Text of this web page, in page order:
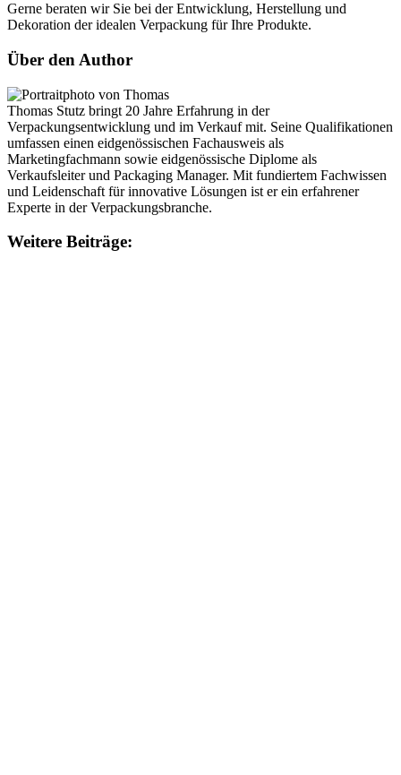
Gerne beraten wir Sie bei der Entwicklung, Herstellung und
Dekoration der idealen Verpackung für Ihre Produkte.
Über den Author
Thomas Stutz bringt 20 Jahre Erfahrung in der
Verpackungsentwicklung und im Verkauf mit. Seine Qualifikationen
umfassen einen eidgenössischen Fachausweis als
Marketingfachmann sowie eidgenössische Diplome als
Verkaufsleiter und Packaging Manager. Mit fundiertem Fachwissen
und Leidenschaft für innovative Lösungen ist er ein erfahrener
Experte in der Verpackungsbranche.
Weitere Beiträge: